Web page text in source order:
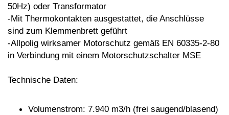
50Hz) oder Transformator
-Mit Thermokontakten ausgestattet, die Anschlüsse
sind zum Klemmenbrett geführt
-Allpolig wirksamer Motorschutz gemäß EN 60335-2-80
in Verbindung mit einem Motorschutzschalter MSE
Technische Daten:
Volumenstrom: 7.940 m3/h (frei saugend/blasend)